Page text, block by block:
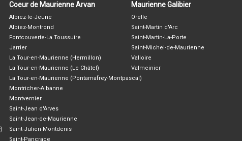
Coeur de Maurienne Arvan
Albiez-le-Jeune
Albiez-Montrond
Fontcouverte-La Toussuire
Jarrier
La Tour-en-Maurienne (Hermillon)
La Tour-en-Maurienne (Le Châtel)
La Tour-en-Maurienne (Pontamafrey-Montpascal)
Montricher-Albanne
Montvernier
Saint-Jean d'Arves
Saint-Jean-de-Maurienne
Saint-Julien-Montdenis
Saint-Pancrace
Maurienne Galibier
Orelle
Saint-Martin d'Arc
Saint-Martin-La-Porte
Saint-Michel-de-Maurienne
Valloire
Valmeinier